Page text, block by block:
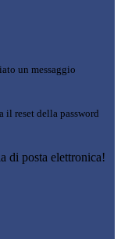
un messaggio
il reset della password
di posta elettronica!